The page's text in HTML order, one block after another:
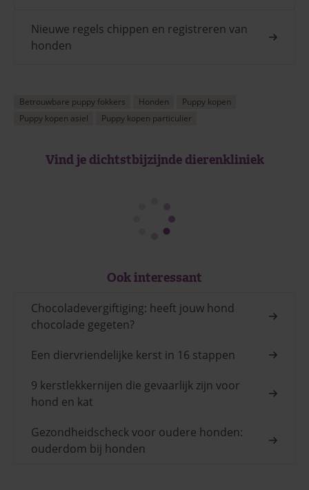
Nieuwe regels chippen en registreren van
honden
Betrouwbare puppy fokkers Honden
Puppy kopen
Puppy kopen asiel
Puppy kopen particulier
Vind je dichtstbijzijnde dierenkliniek
Ook interessant
Chocoladevergiftiging: heeft jouw hond
chocolade gegeten?
Een diervriendelijke kerst in 16 stappen
9 kerstlekkernijen die gevaarlijk zijn voor
hond en kat
Gezondheidscheck voor oudere honden:
ouderdom bij honden